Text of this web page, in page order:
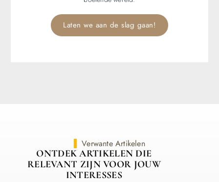
Laten we aan de slag gaan!
Verwante Artikelen
ONTDEK ARTIKELEN DIE
RELEVANT ZIJN VOOR JOUW
INTERESSES